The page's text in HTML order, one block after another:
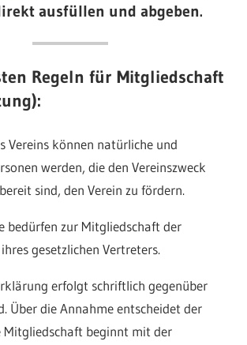
ausfüllen und abgeben.
Regeln für Mitgliedschaft
Vereins können natürliche und
werden, die den Vereinszweck
sind, den Verein zu fördern.
bedürfen zur Mitgliedschaft der
gesetzlichen Vertreters.
erfolgt schriftlich gegenüber
Über die Annahme entscheidet der
Mitgliedschaft beginnt mit der